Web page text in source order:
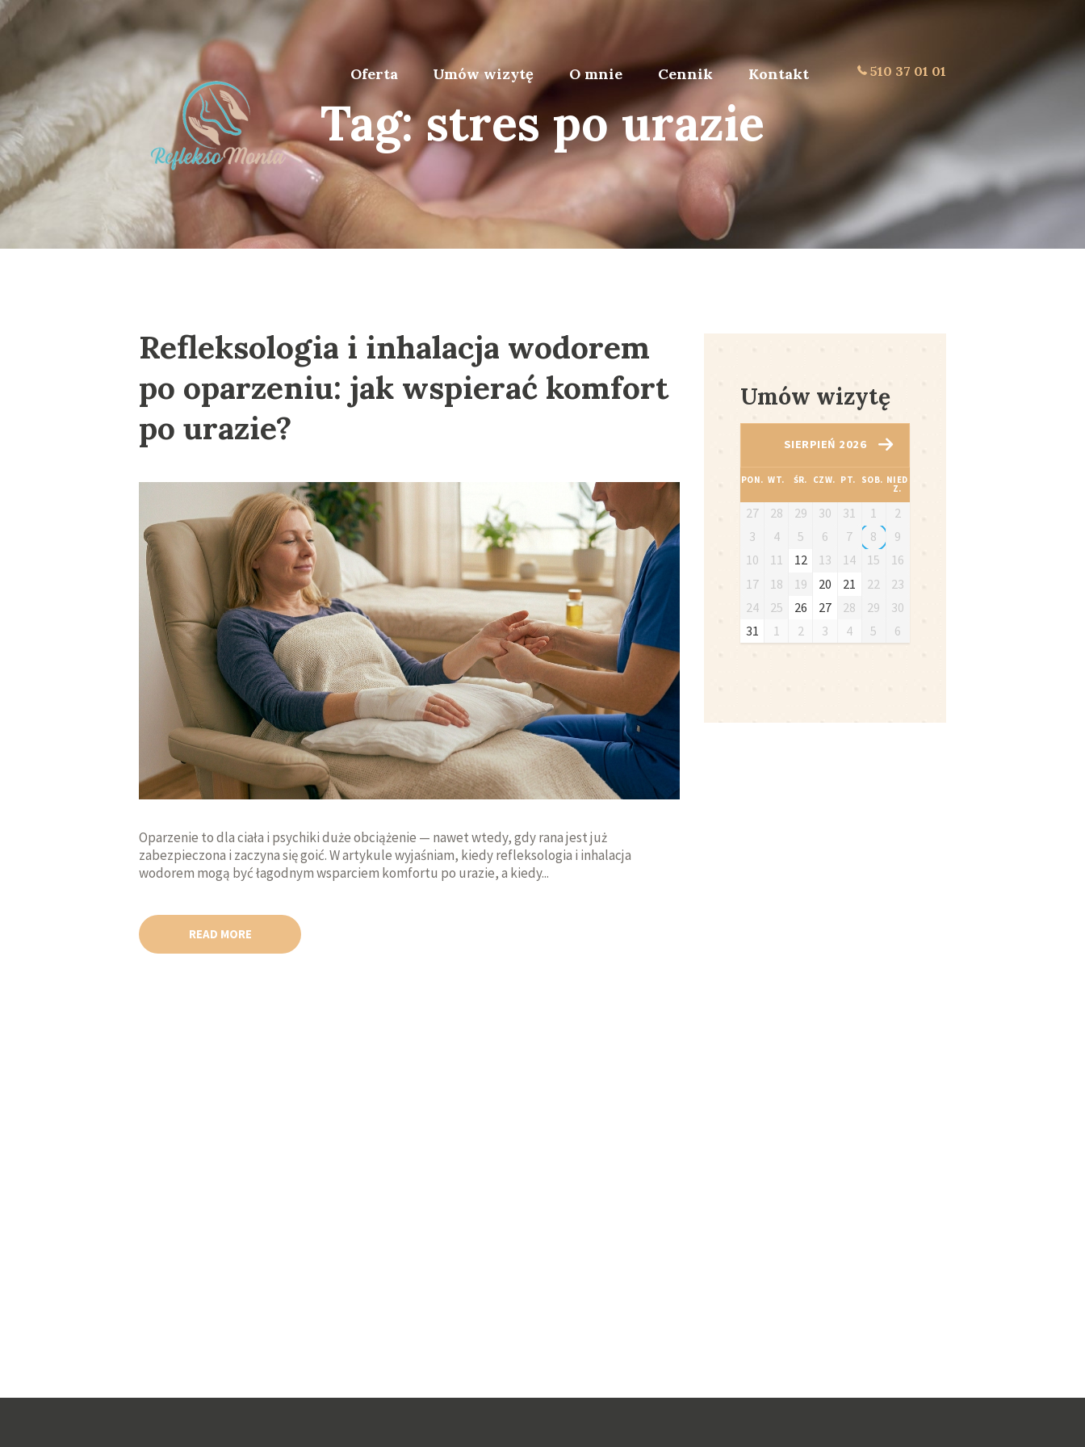
Oferta Umów wizytę O mnie Cennik Kontakt 510 37 01 01
Tag: stres po urazie
Refleksologia i inhalacja wodorem
po oparzeniu: jak wspierać komfort
po urazie?
Oparzenie to dla ciała i psychiki duże obciążenie — nawet wtedy, gdy rana jest już
zabezpieczona i zaczyna się goić. W artykule wyjaśniam, kiedy refleksologia i inhalacja
wodorem mogą być łagodnym wsparciem komfortu po urazie, a kiedy...
READ MORE
Umów wizytę
SIERPIEŃ 2026
PON. WT. ŚR. CZW. PT. SOB. NIED
Z.
27 28 29 30 31 1
2
3
4 5 6 7 8
9
10
11 12 13 14 15
16
17
18 19 20 21 22
23
24
25 26 27 28 29
30
31
1 2 3 4 5 6